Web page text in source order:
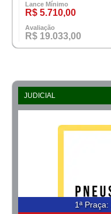
Lance Mínimo
R$ 5.710,00
Avaliação
R$ 19.033,00
JUDICIAL
1ª Praça: